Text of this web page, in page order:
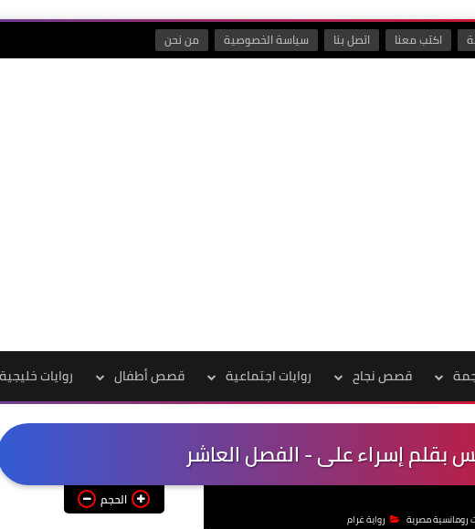
اكتب معنا اتصل بنا سياسة الخصوصية من نحن
قصص نجاح روايات اجتماعية قصص أطفال روايات خليجية
بقلم إسراء على - الفصل العاشر
رومانسية مصرية رواية غرام
الحجم